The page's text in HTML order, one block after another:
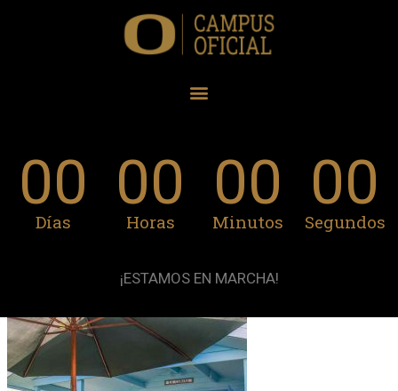
00
Días
00
Horas
00
Minutos
00
Segundos
¡ESTAMOS EN MARCHA!